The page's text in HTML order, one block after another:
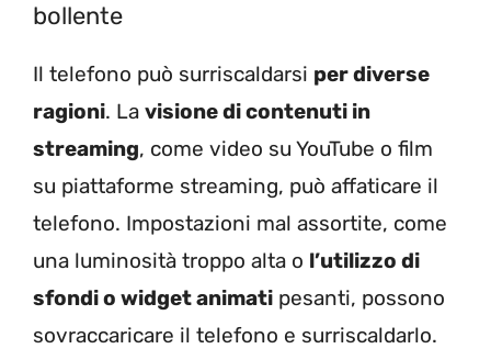
bollente
Il telefono può surriscaldarsi per diverse
ragioni. La visione di contenuti in
streaming, come video su YouTube o film
su piattaforme streaming, può affaticare il
telefono. Impostazioni mal assortite, come
una luminosità troppo alta o l’utilizzo di
sfondi o widget animati pesanti, possono
sovraccaricare il telefono e surriscaldarlo.